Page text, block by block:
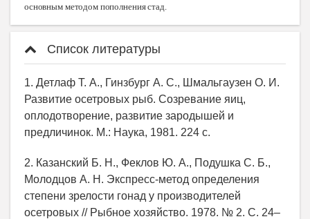
основным методом пополнения стад.
Список литературы
1. Детлаф Т. А., Гинзбург А. С., Шмальгаузен О. И.
Развитие осетровых рыб. Созревание яиц,
оплодотворение, развитие зародышей и
предличинок. М.: Наука, 1981. 224 с.
2. Казанский Б. Н., Феклов Ю. А., Подушка С. Б.,
Молодцов А. Н. Экспресс-метод определения
степени зрелости гонад у производителей
осетровых // Рыбное хозяйство. 1978. № 2. С. 24–